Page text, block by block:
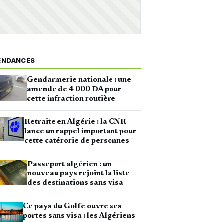
Gendarmerie nationale : une
amende de 4 000 DA pour
cette infraction routière
Retraite en Algérie : la CNR
lance un rappel important pour
cette catérorie de personnes
Passeport algérien : un
nouveau pays rejoint la liste
des destinations sans visa
Ce pays du Golfe ouvre ses
portes sans visa : les Algériens